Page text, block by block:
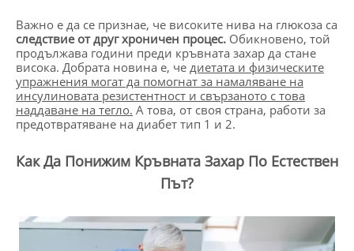
Важно е да се признае, че високите нива на глюкоза са
следствие от друг хроничен процес. Обикновено, той
продължава години преди кръвната захар да стане
висока. Добрата новина е, че диетата и физическите
упражнения могат да помогнат за намаляване на
инсулиновата резистентност и свързаното с това
наддаване на тегло. А това, от своя страна, работи за
предотвратяване на диабет тип 1 и 2.
Как Да Понижим Кръвната Захар По Естествен
Път?